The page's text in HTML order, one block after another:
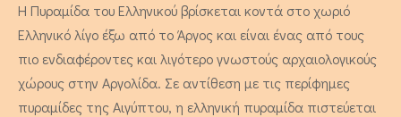
Καλέντουλα - Διαμέρισμα Δύο
Υπνοδωματίων
4 άτομα
Η Πυραμίδα του Ελληνικού βρίσκεται κοντά στο χωριό
Ελληνικό λίγο έξω από το Άργος και είναι ένας από τους
πιο ενδιαφέροντες και λιγότερο γνωστούς αρχαιολογικούς
χώρους στην Αργολίδα. Σε αντίθεση με τις περίφημες
πυραμίδες της Αιγύπτου, η ελληνική πυραμίδα πιστεύεται